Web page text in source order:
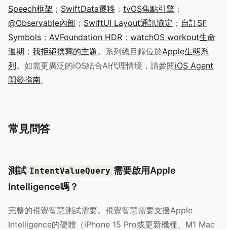
Speech框架 ； SwiftData遷移 ； tvOS焦點引擎 ；
@Observable內部 ； SwiftUI Layout通訊協定 ； 自訂SF
Symbols ； AVFoundation HDR ； watchOS workout生命
週期 ； 我拒絕撰寫的主題 。系列總目錄位於Apple生態系
列。如需更廣泛的iOS結合AI代理情境，請參閱iOS Agent
開發指南。
常見問答
測試 IntentValueQuery 需要啟用Apple
Intelligence嗎？
完整的視覺智慧測試需要。視覺智慧需要支援Apple
Intelligence的硬體（iPhone 15 Pro或更新機種、M1 Mac